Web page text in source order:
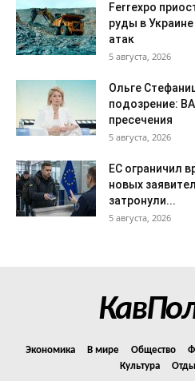
Ferrexpo
руды в
атак
5 августа, 2026
Ольге
подозрение:
пресечения
5 августа, 2026
ЕС ограничил
новых
затронули...
5 августа, 2026
Экономика В мире Общество
Культура